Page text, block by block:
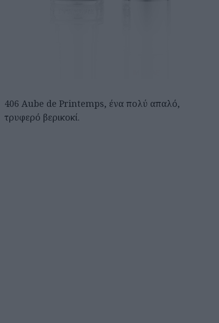
406 Aube de Printemps, ένα πολύ απαλό,
τρυφερό βερικοκί.